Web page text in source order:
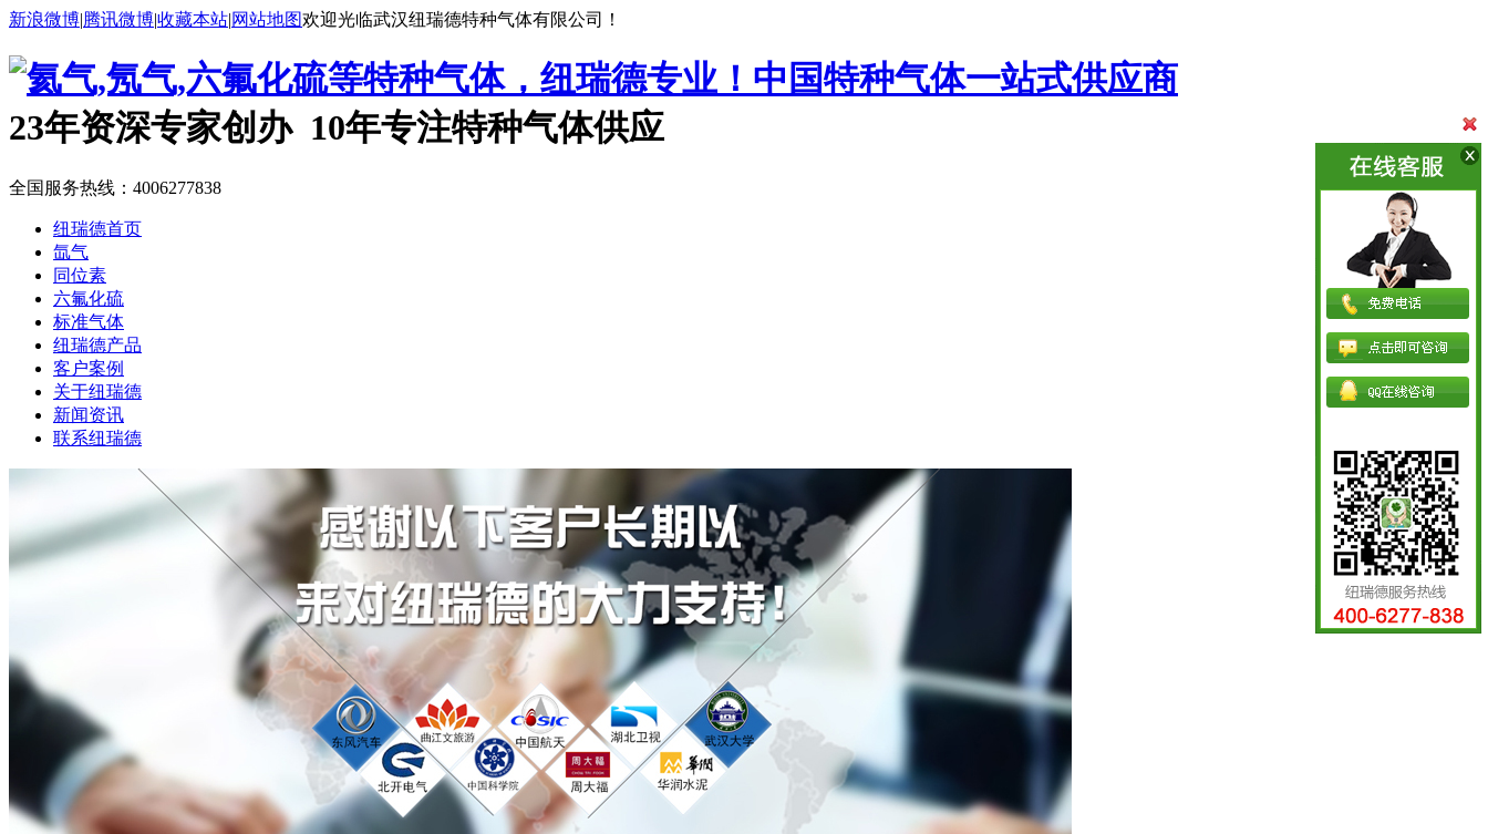
新浪微博|腾讯微博|收藏本站|网站地图欢迎光临武汉纽瑞德特种气体有限公司！
中国特种气体一站式供应商
23年资深专家创办 10年专注特种气体供应
全国服务热线： 4006277838
纽瑞德首页
氙气
同位素
六氟化硫
标准气体
纽瑞德产品
客户案例
关于纽瑞德
新闻资讯
联系纽瑞德